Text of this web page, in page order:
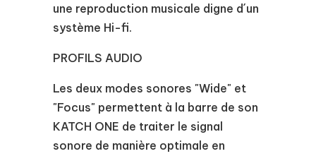
une reproduction musicale digne d´un
système Hi-fi.
PROFILS AUDIO
Les deux modes sonores "Wide" et
"Focus" permettent à la barre de son
KATCH ONE de traiter le signal
sonore de manière optimale en